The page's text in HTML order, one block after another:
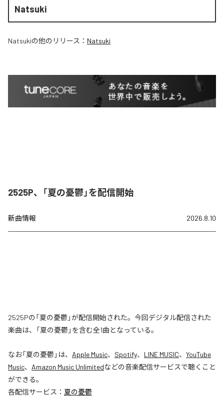
Natsuki
Natsukiの他のリリース： Natsuki
2525P、「夏の憂鬱」を配信開始
新曲情報 2026.8.10
2525Pの「夏の憂鬱」が配信開始された。今回デジタル配信された
楽曲は、「夏の憂鬱」を含む全1曲となっている。
なお「夏の憂鬱 」は、 Apple Music、 Spotify、 LINE MUSIC、 YouTube
Music、 Amazon Music Unlimitedなどの音楽配信サービスで聴くこと
ができる。
各配信サービス： 夏の憂鬱